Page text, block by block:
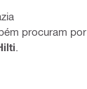
procuram por